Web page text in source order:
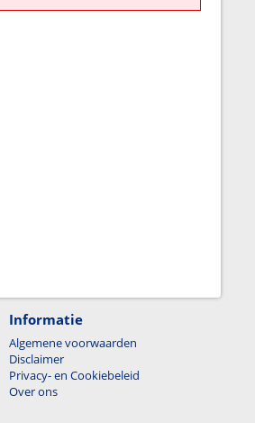
Informatie
Algemene voorwaarden
Disclaimer
Privacy- en Cookiebeleid
Over ons